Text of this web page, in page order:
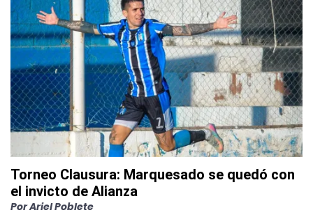
Torneo Clausura: Marquesado se quedó con
el invicto de Alianza
PorAriel Poblete